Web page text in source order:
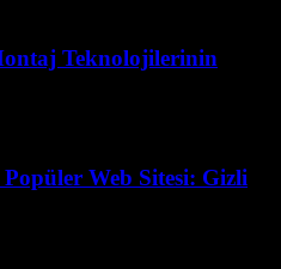
Teknolojilerinin
Web Sitesi: Gizli